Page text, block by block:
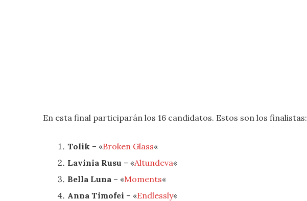
En esta final participarán los 16 candidatos. Estos son los finalistas:
Tolik – «Broken Glass«
Lavinia Rusu – «Altundeva«
Bella Luna – «Moments«
Anna Timofei – «Endlessly«